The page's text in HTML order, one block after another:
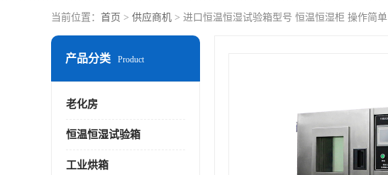
当前位置： 首页 > 供应商机 > 进口恒温恒湿试验箱型号 恒温恒湿柜 操作简单
产品分类 Product
老化房
恒温恒湿试验箱
工业烘箱